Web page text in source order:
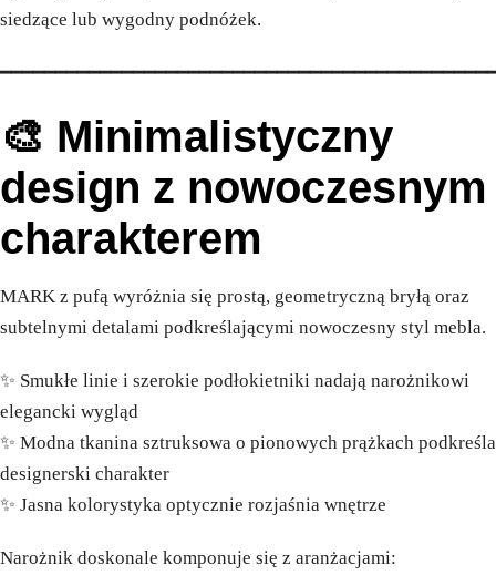
siedzące lub wygodny podnóżek.
🎨 Minimalistyczny
design z nowoczesnym
charakterem
MARK z pufą wyróżnia się prostą, geometryczną bryłą oraz
subtelnymi detalami podkreślającymi nowoczesny styl mebla.
✨ Smukłe linie i szerokie podłokietniki nadają narożnikowi
elegancki wygląd
✨ Modna tkanina sztruksowa o pionowych prążkach podkreśla
designerski charakter
✨ Jasna kolorystyka optycznie rozjaśnia wnętrze
Narożnik doskonale komponuje się z aranżacjami: